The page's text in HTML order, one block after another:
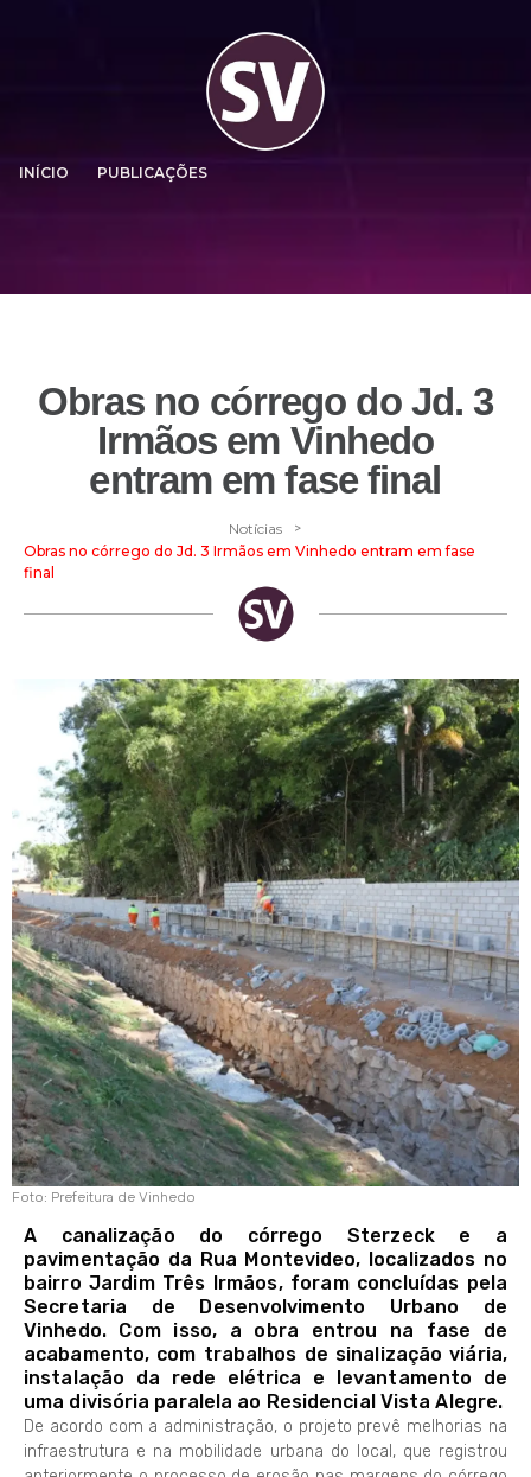
INÍCIO PUBLICAÇÕES
Obras no córrego do Jd. 3
Irmãos em Vinhedo
entram em fase final
Notícias >
Obras no córrego do Jd. 3 Irmãos em Vinhedo entram em fase
final
Foto: Prefeitura de Vinhedo
A canalização do córrego Sterzeck e a
pavimentação da Rua Montevideo, localizados no
bairro Jardim Três Irmãos, foram concluídas pela
Secretaria de Desenvolvimento Urbano de
Vinhedo. Com isso, a obra entrou na fase de
acabamento, com trabalhos de sinalização viária,
instalação da rede elétrica e levantamento de
uma divisória paralela ao Residencial Vista Alegre.
De acordo com a administração, o projeto prevê melhorias na
infraestrutura e na mobilidade urbana do local, que registrou